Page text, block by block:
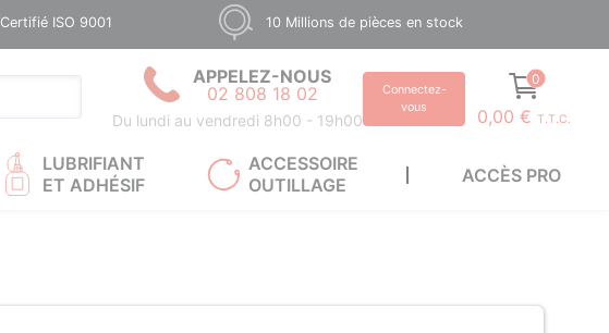
Certifié ISO 9001 10 Millions de pièces en stock
APPELEZ-NOUS
02 808 18 02
Du lundi au vendredi 8h00 - 19h00
Connectez-
vous
0
0,00 € T.T.C.
LUBRIFIANT
ET ADHÉSIF
ACCESSOIRE
OUTILLAGE
ACCÈS PRO